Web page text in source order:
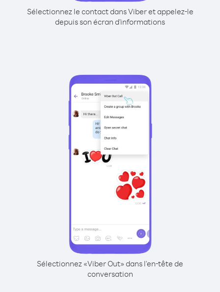
Sélectionnez le contact dans Viber et appelez-le
depuis son écran d'informations
Sélectionnez «Viber Out» dans l'en-tête de
conversation